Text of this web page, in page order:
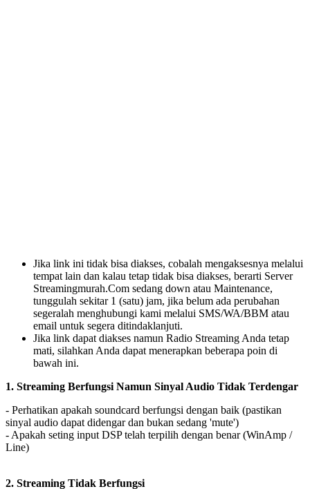
Jika link ini tidak bisa diakses, cobalah mengaksesnya melalui
tempat lain dan kalau tetap tidak bisa diakses, berarti Server
Streamingmurah.Com sedang down atau Maintenance,
tunggulah sekitar 1 (satu) jam, jika belum ada perubahan
segeralah menghubungi kami melalui SMS/WA/BBM atau
email untuk segera ditindaklanjuti.
Jika link dapat diakses namun Radio Streaming Anda tetap
mati, silahkan Anda dapat menerapkan beberapa poin di
bawah ini.
1. Streaming Berfungsi Namun Sinyal Audio Tidak Terdengar
- Perhatikan apakah soundcard berfungsi dengan baik (pastikan
sinyal audio dapat didengar dan bukan sedang 'mute')
- Apakah seting input DSP telah terpilih dengan benar (WinAmp /
Line)
2. Streaming Tidak Berfungsi